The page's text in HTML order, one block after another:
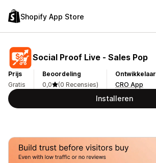
Shopify App Store
Social Proof Live ‑ Sales Pop
Prijs
Gratis
Beoordeling
0,0
(0 Recensies)
Ontwikkelaar
CRO App
Installeren